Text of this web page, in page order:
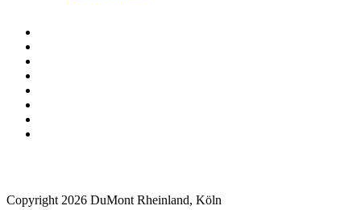
Copyright 2026 DuMont Rheinland, Köln